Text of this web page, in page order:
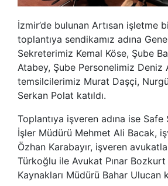
İzmir’de bulunan Artısan işletme
toplantıya sendikamız adına
Sekreterimiz Kemal Köse, Şube
Atabey, Şube Personelimiz Deniz
temsilcilerimiz Murat Daşçi,
Serkan Polat katıldı.
Toplantıya işveren adına ise Safe
İşler Müdürü Mehmet Ali Bacak,
Özhan Karabayır, işveren
Türkoğlu ile Avukat Pınar Bozkurt
Kaynakları Müdürü Bahar Ulucan